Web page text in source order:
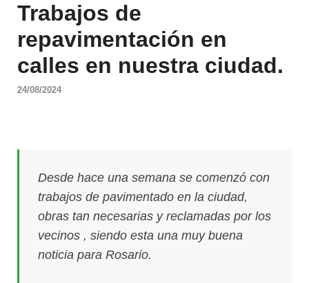
Trabajos de
repavimentación en
calles en nuestra ciudad.
24/08/2024
Desde hace una semana se comenzó con
trabajos de pavimentado en la ciudad,
obras tan necesarias y reclamadas por los
vecinos , siendo esta una muy buena
noticia para Rosario.